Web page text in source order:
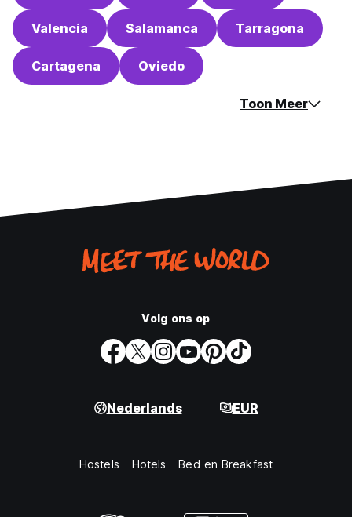
Valencia Salamanca Tarragona
Cartagena Oviedo
Toon Meer
Volg ons op
Nederlands EUR
Hostels Hotels Bed en Breakfast